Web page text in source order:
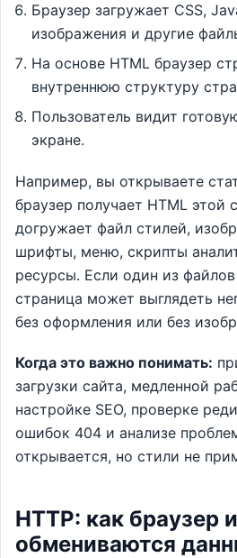
Браузер загружает CSS,
изображения и другие
На основе HTML браузер
внутреннюю структуру
Пользователь видит
экране.
Например, вы открываете
браузер получает HTML этой
догружает файл стилей,
шрифты, меню, скрипты
ресурсы. Если один из файлов
страница может выглядеть
без оформления или без
Когда это важно понимать:
загрузки сайта, медленной
настройке SEO, проверке
ошибок 404 и анализе
открывается, но стили не
HTTP: как браузер
обмениваются